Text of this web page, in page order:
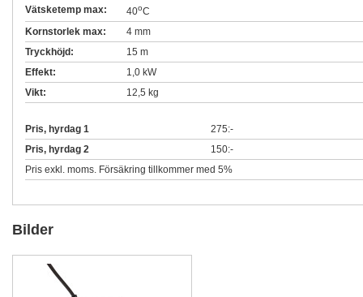
Vätsketemp max:
40oC
Kornstorlek max:
4 mm
Tryckhöjd:
15 m
Effekt:
1,0 kW
Vikt:
12,5 kg
Pris, hyrdag 1
275:-
Pris, hyrdag 2
150:-
Pris exkl. moms. Försäkring tillkommer med 5%
Bilder